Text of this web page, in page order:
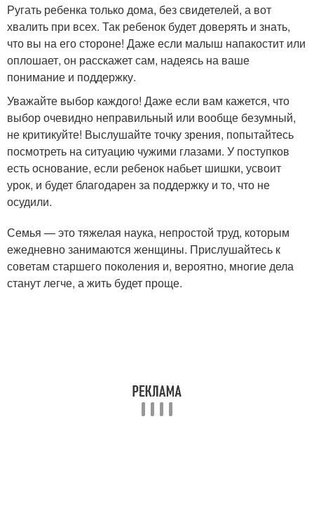
Ругать ребенка только дома, без свидетелей, а вот
хвалить при всех. Так ребенок будет доверять и знать,
что вы на его стороне! Даже если малыш напакостит или
оплошает, он расскажет сам, надеясь на ваше
понимание и поддержку.
Уважайте выбор каждого! Даже если вам кажется, что
выбор очевидно неправильный или вообще безумный,
не критикуйте! Выслушайте точку зрения, попытайтесь
посмотреть на ситуацию чужими глазами. У поступков
есть основание, если ребенок набьет шишки, усвоит
урок, и будет благодарен за поддержку и то, что не
осудили.
Семья — это тяжелая наука, непростой труд, которым
ежедневно занимаются женщины. Прислушайтесь к
советам старшего поколения и, вероятно, многие дела
станут легче, а жить будет проще.